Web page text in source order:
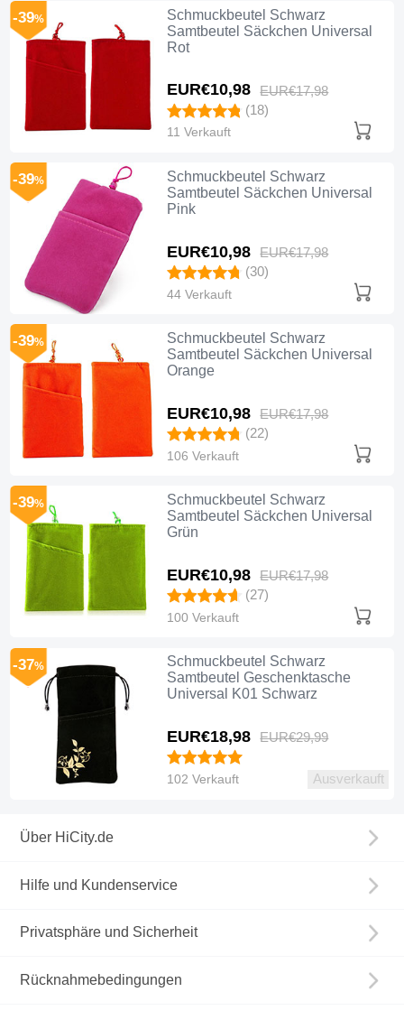
Schmuckbeutel Schwarz
Samtbeutel Säckchen Universal
Rot
EUR€10,98 EUR€17,98
-39%
(18)
11 Verkauft
Schmuckbeutel Schwarz
Samtbeutel Säckchen Universal
Pink
EUR€10,98 EUR€17,98
-39%
(30)
44 Verkauft
Schmuckbeutel Schwarz
Samtbeutel Säckchen Universal
Orange
EUR€10,98 EUR€17,98
-39%
(22)
106 Verkauft
Schmuckbeutel Schwarz
Samtbeutel Säckchen Universal
Grün
EUR€10,98 EUR€17,98
-39%
(27)
100 Verkauft
Schmuckbeutel Schwarz
Samtbeutel Geschenktasche
Universal K01 Schwarz
EUR€18,98 EUR€29,99
-37%
102 Verkauft Ausverkauft
Über HiCity.de
Hilfe und Kundenservice
Privatsphäre und Sicherheit
Rücknahmebedingungen